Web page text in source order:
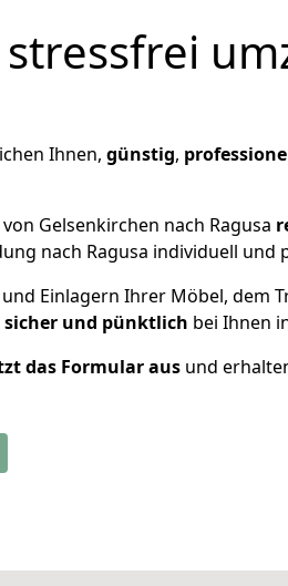
Ihnen, günstig,
Gelsenkirchen nach Ragusa
nach Ragusa individuell und
Einlagern Ihrer Möbel, dem
sicher und pünktlich bei Ihnen
das Formular aus und